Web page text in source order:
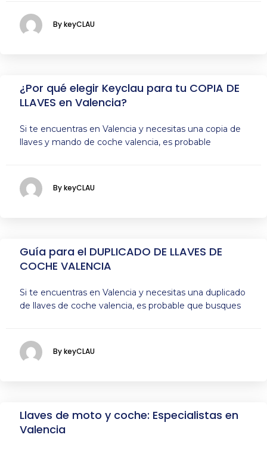
By keyCLAU
¿Por qué elegir Keyclau para tu COPIA DE
LLAVES en Valencia?
Si te encuentras en Valencia y necesitas una copia de
llaves y mando de coche valencia, es probable
By keyCLAU
Guía para el DUPLICADO DE LLAVES DE
COCHE VALENCIA
Si te encuentras en Valencia y necesitas una duplicado
de llaves de coche valencia, es probable que busques
By keyCLAU
Llaves de moto y coche: Especialistas en
Valencia